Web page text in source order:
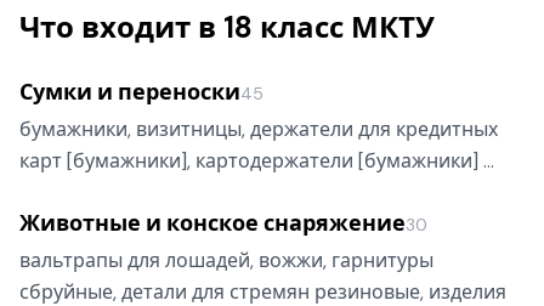
Что входит в 18 класс МКТУ
Сумки и переноски45
бумажники, визитницы, держатели для кредитных
карт [бумажники], картодержатели [бумажники] …
Животные и конское снаряжение30
вальтрапы для лошадей, вожжи, гарнитуры
сбруйные, детали для стремян резиновые, изделия